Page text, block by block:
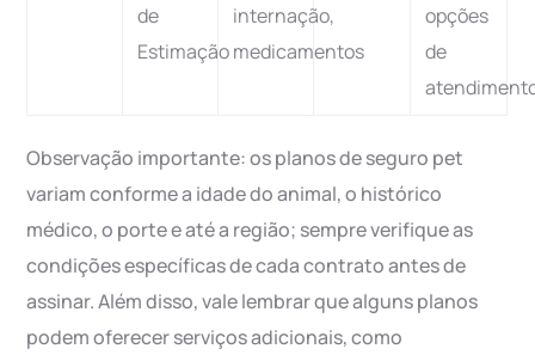
de
Estimação
internação,
medicamentos
opções
de
Observação importante: os planos de seguro pet
variam conforme a idade do animal, o histórico
médico, o porte e até a região; sempre verifique as
condições específicas de cada contrato antes de
assinar. Além disso, vale lembrar que alguns planos
podem oferecer serviços adicionais, como